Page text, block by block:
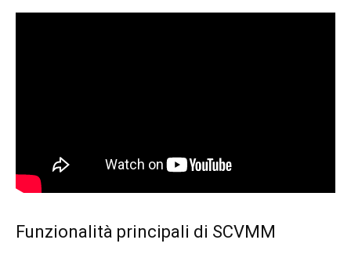
Funzionalità principali di SCVMM